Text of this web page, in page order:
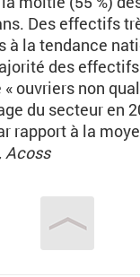
Des effectifs
à la tendance
des
ouvriers non
du secteur en
rapport à la
Acoss